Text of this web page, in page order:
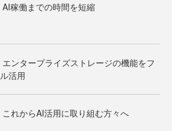
AI稼働までの時間を短縮
エンタープライズストレージの機能をフ
ル活用
これからAI活用に取り組む方々へ